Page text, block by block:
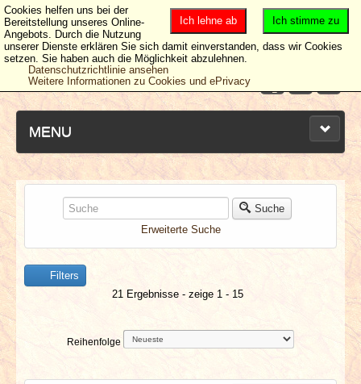
MENU
NEUESTE ARTIKEL
NEWS & DATES
BERICHTE
VERLOSUNGEN
Suche
Erweiterte Suche
Filters
21 Ergebnisse - zeige 1 - 15
Reihenfolge
Ich stimme zu
Ich lehne ab
Cookies helfen uns bei der
Bereitstellung unseres Online-
Angebots. Durch die Nutzung
unserer Dienste erklären Sie sich damit einverstanden, dass wir Cookies
setzen. Sie haben auch die Möglichkeit abzulehnen.
Datenschutzrichtlinie ansehen
Weitere Informationen zu Cookies und ePrivacy